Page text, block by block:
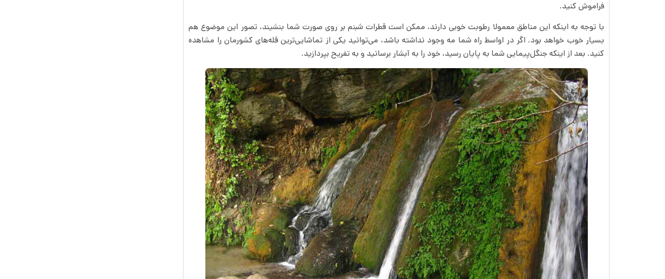
فراموش کنید.
با توجه به اینکه این مناطق معمولا رطوبت خوبی دارند، ممکن است قطرات شبنم بر روی صورت شما بنشیند، تصور این موضوع هم
بسیار خوب خواهد بود. اگر در اواسط راه شما مه وجود نداشته باشد، می‌توانید یکی از تماشایی‌ترین قله‌های کشورمان را مشاهده
کنید. بعد از اینکه جنگل‌پیمایی شما به پایان رسید، خود را به آبشار برسانید و به تفریح بپردازید.